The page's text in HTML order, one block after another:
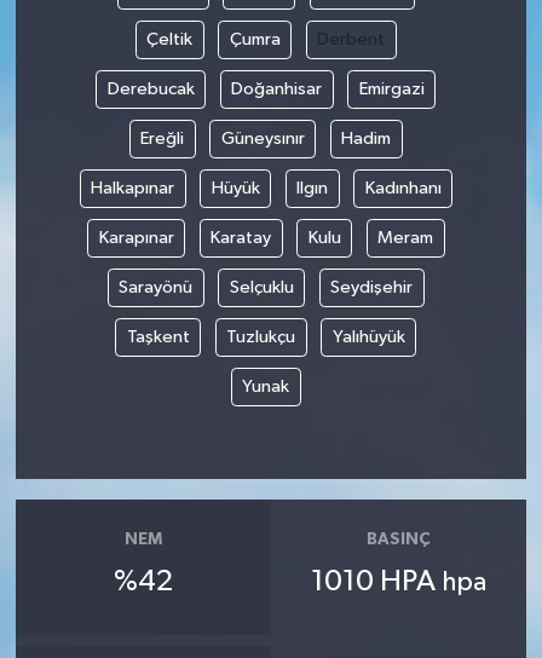
Çeltik Çumra Derbent
Derebucak Doğanhisar Emirgazi
Ereğli Güneysınır Hadim
Halkapınar Hüyük Ilgın Kadınhanı
Karapınar Karatay Kulu Meram
Sarayönü Selçuklu Seydişehir
Taşkent Tuzlukçu Yalıhüyük
Yunak
NEM
%42
BASINÇ
1010 HPA hpa